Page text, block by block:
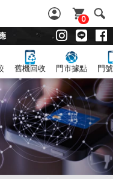
0
舊機回收 門市據點 門